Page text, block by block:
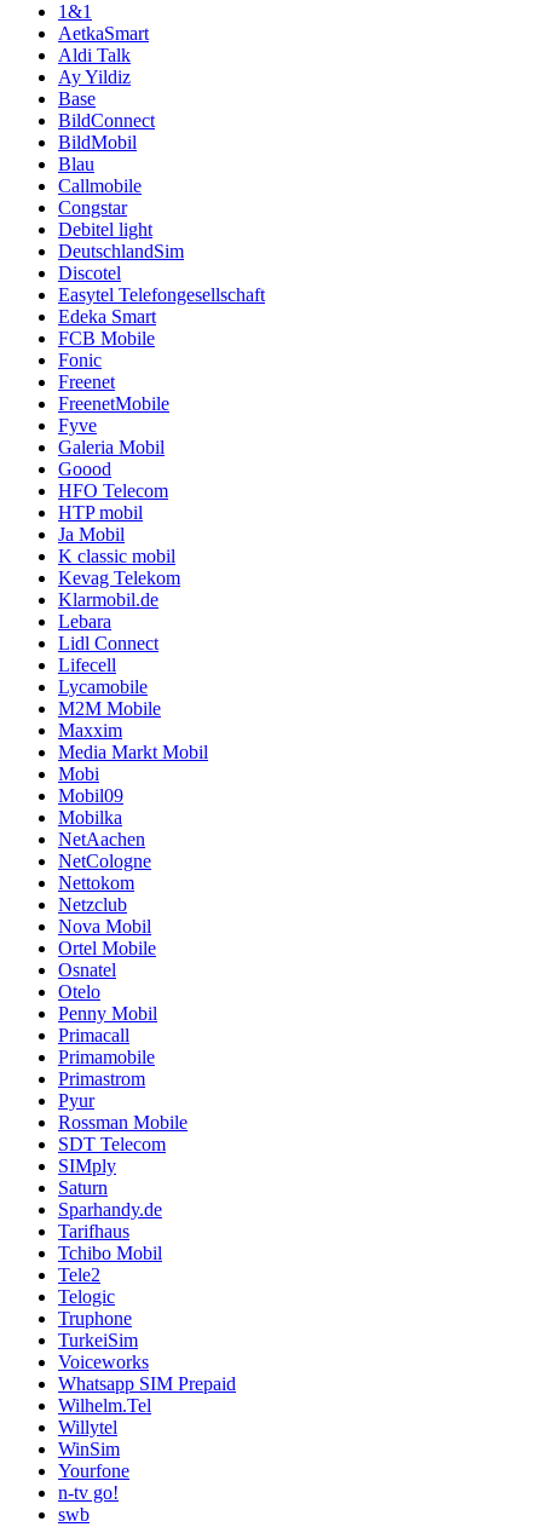
1&1
AetkaSmart
Aldi Talk
Ay Yildiz
Base
BildConnect
BildMobil
Blau
Callmobile
Congstar
Debitel light
DeutschlandSim
Discotel
Easytel Telefongesellschaft
Edeka Smart
FCB Mobile
Fonic
Freenet
FreenetMobile
Fyve
Galeria Mobil
Goood
HFO Telecom
HTP mobil
Ja Mobil
K classic mobil
Kevag Telekom
Klarmobil.de
Lebara
Lidl Connect
Lifecell
Lycamobile
M2M Mobile
Maxxim
Media Markt Mobil
Mobi
Mobil09
Mobilka
NetAachen
NetCologne
Nettokom
Netzclub
Nova Mobil
Ortel Mobile
Osnatel
Otelo
Penny Mobil
Primacall
Primamobile
Primastrom
Pyur
Rossman Mobile
SDT Telecom
SIMply
Saturn
Sparhandy.de
Tarifhaus
Tchibo Mobil
Tele2
Telogic
Truphone
TurkeiSim
Voiceworks
Whatsapp SIM Prepaid
Wilhelm.Tel
Willytel
WinSim
Yourfone
n-tv go!
swb